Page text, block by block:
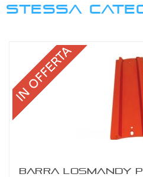
STESSA
BARRA LOSMANDY